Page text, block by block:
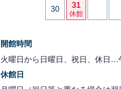
30 31
休館
開館時間
火曜日から日曜日、祝日、休日…
休館日